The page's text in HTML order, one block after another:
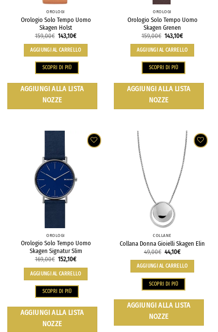
OROLOGI
Orologio Solo Tempo Uomo
Skagen Holst
159,00€ 143,10€
AGGIUNGI AL CARRELLO
SCOPRI DI PIÙ
AGGIUNGI ALLA LISTA
NOZZE
OROLOGI
Orologio Solo Tempo Uomo
Skagen Grenen
159,00€ 143,10€
AGGIUNGI AL CARRELLO
SCOPRI DI PIÙ
AGGIUNGI ALLA LISTA
NOZZE
OROLOGI
Orologio Solo Tempo Uomo
Skagen Signatur Slim
169,00€ 152,10€
AGGIUNGI AL CARRELLO
SCOPRI DI PIÙ
AGGIUNGI ALLA LISTA
NOZZE
COLLANE
Collana Donna Gioielli Skagen Elin
49,00€ 44,10€
AGGIUNGI AL CARRELLO
SCOPRI DI PIÙ
AGGIUNGI ALLA LISTA
NOZZE